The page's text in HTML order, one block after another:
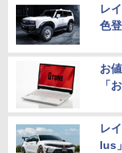
レ
色
お
「
レ
lus